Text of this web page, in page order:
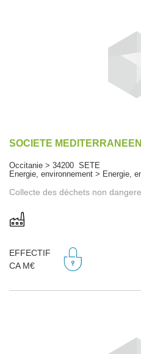
SOCIETE
Occitanie > 34200 SETE
Energie, environnement > Energie,
Collecte des déchets non
EFFECTIF
CA M€